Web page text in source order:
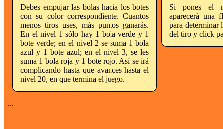
Debes empujar las bolas hacia los botes
con su color correspondiente. Cuantos
menos tiros uses, más puntos ganarás.
En el nivel 1 sólo hay 1 bola verde y 1
bote verde; en el nivel 2 se suma 1 bola
azul y 1 bote azul; en el nivel 3, se les
suma 1 bola roja y 1 bote rojo. Así se irá
complicando hasta que avances hasta el
nivel 20, en que termina el juego.
Si pones el
aparecerá una
para determinar
del tiro y click
...